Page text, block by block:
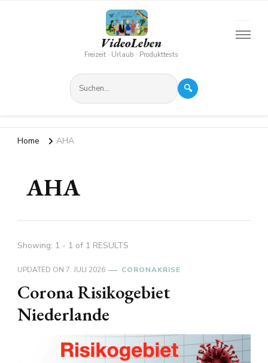
VideoLeben
Freizeit · Urlaub · Produkttests
🔍
Home AHA
AHA
Showing: 1 - 1 of 1 RESULTS
UPDATED ON 7. JULI 2026 CORONAKRISE
Corona Risikogebiet
Niederlande